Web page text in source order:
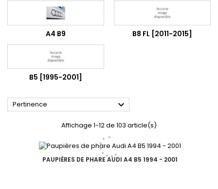
A4 B9 B8 FL [2011-2015]
B5 [1995-2001]
Pertinence 
Affichage 1-12 de 103 article(s)
PAUPIÈRES DE PHARE AUDI A4 B5 1994 - 2001